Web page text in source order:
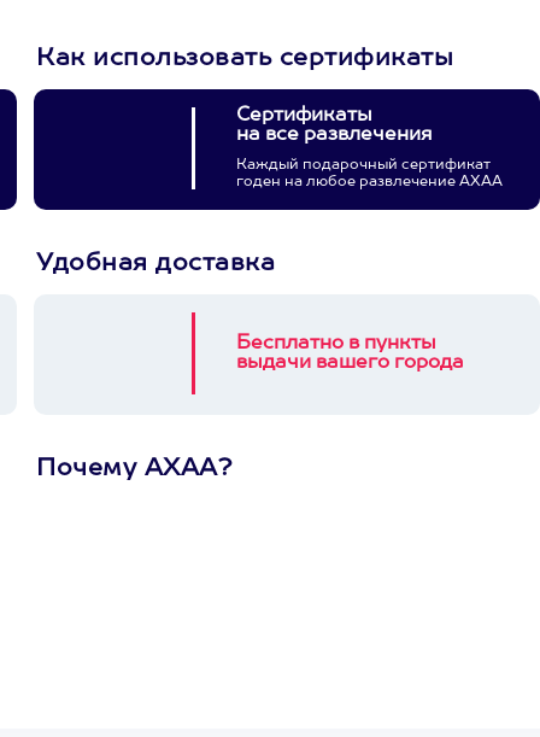
Как использовать сертификаты
Сертификаты
на все развлечения
Каждый подарочный сертификат
годен на любое развлечение АХАА
Удобная доставка
Бесплатно в пункты
выдачи вашего города
Почему АХАА?